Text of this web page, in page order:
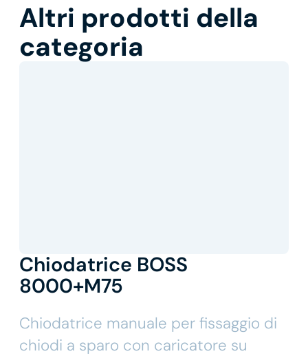
Altri prodotti della
categoria
Chiodatrice BOSS
8000+M75
Chiodatrice manuale per fissaggio di
chiodi a sparo con caricatore su